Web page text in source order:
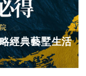
經典藝墅生活